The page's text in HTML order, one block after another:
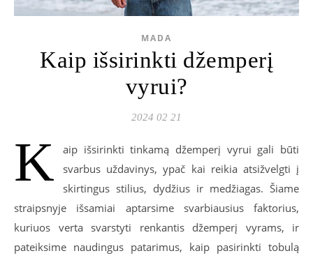
MADA
Kaip išsirinkti džemperį
vyrui?
2024 02 21
K
aip išsirinkti tinkamą džemperį vyrui gali būti
svarbus uždavinys, ypač kai reikia atsižvelgti į
skirtingus stilius, dydžius ir medžiagas. Šiame
straipsnyje išsamiai aptarsime svarbiausius faktorius,
kuriuos verta svarstyti renkantis džemperį vyrams, ir
pateiksime naudingus patarimus, kaip pasirinkti tobulą